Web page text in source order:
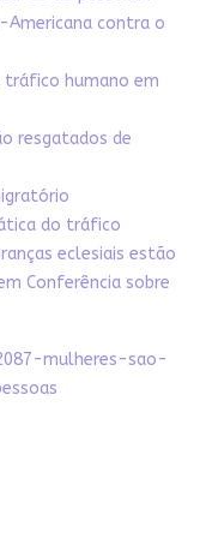
Americana contra o
humano em
resgatados de
do tráfico
eclesiais estão
Conferência sobre
mulheres-sao-